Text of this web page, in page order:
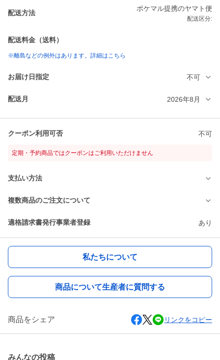
配送方法
ポケマル提携のヤマト便
配送区分:
配送料金（送料）
※離島などの例外はあります。詳細はこちら
お届け日指定 不可
配送月 2026年8月
クーポン利用可否 不可
定期・予約商品ではクーポンはご利用いただけません
支払い方法
複数商品のご注文について
適格請求書発行事業者登録 あり
私たちについて
商品について生産者に質問する
商品をシェア リンクをコピー
みんなの投稿